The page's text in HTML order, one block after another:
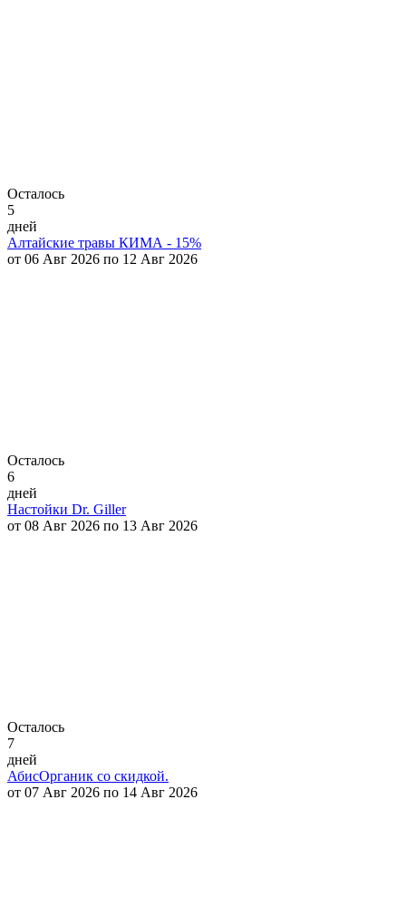
Осталось
5
дней
Алтайские травы КИМА - 15%
от 06 Авг 2026 по 12 Авг 2026
Осталось
6
дней
Настойки Dr. Giller
от 08 Авг 2026 по 13 Авг 2026
Осталось
7
дней
АбисОрганик со скидкой.
от 07 Авг 2026 по 14 Авг 2026